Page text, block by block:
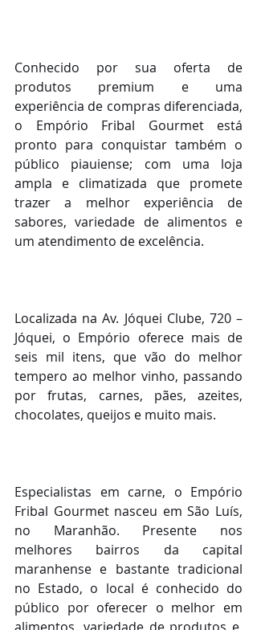
Conhecido por sua oferta de
produtos premium e uma
experiência de compras diferenciada,
o Empório Fribal Gourmet está
pronto para conquistar também o
público piauiense; com uma loja
ampla e climatizada que promete
trazer a melhor experiência de
sabores, variedade de alimentos e
um atendimento de excelência.
Localizada na Av. Jóquei Clube, 720 –
Jóquei, o Empório oferece mais de
seis mil itens, que vão do melhor
tempero ao melhor vinho, passando
por frutas, carnes, pães, azeites,
chocolates, queijos e muito mais.
Especialistas em carne, o Empório
Fribal Gourmet nasceu em São Luís,
no Maranhão. Presente nos
melhores bairros da capital
maranhense e bastante tradicional
no Estado, o local é conhecido do
público por oferecer o melhor em